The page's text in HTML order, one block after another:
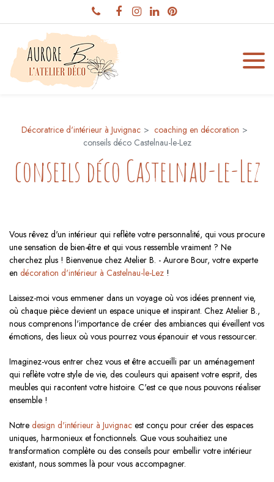
Décoratrice d'intérieur à Juvignac
coaching en décoration
conseils déco Castelnau-le-Lez
conseils déco Castelnau-le-Lez
Vous rêvez d'un intérieur qui reflète votre personnalité, qui vous procure
une sensation de bien-être et qui vous ressemble vraiment ? Ne
cherchez plus ! Bienvenue chez Atelier B. - Aurore Bour, votre experte
en décoration d'intérieur à Castelnau-le-Lez !
Laissez-moi vous emmener dans un voyage où vos idées prennent vie,
où chaque pièce devient un espace unique et inspirant. Chez Atelier B.,
nous comprenons l'importance de créer des ambiances qui éveillent vos
émotions, des lieux où vous pourrez vous épanouir et vous ressourcer.
Imaginez-vous entrer chez vous et être accueilli par un aménagement
qui reflète votre style de vie, des couleurs qui apaisent votre esprit, des
meubles qui racontent votre histoire. C'est ce que nous pouvons réaliser
ensemble !
Notre design d'intérieur à Juvignac est conçu pour créer des espaces
uniques, harmonieux et fonctionnels. Que vous souhaitiez une
transformation complète ou des conseils pour embellir votre intérieur
existant, nous sommes là pour vous accompagner.
Panneau de gestion des cookies